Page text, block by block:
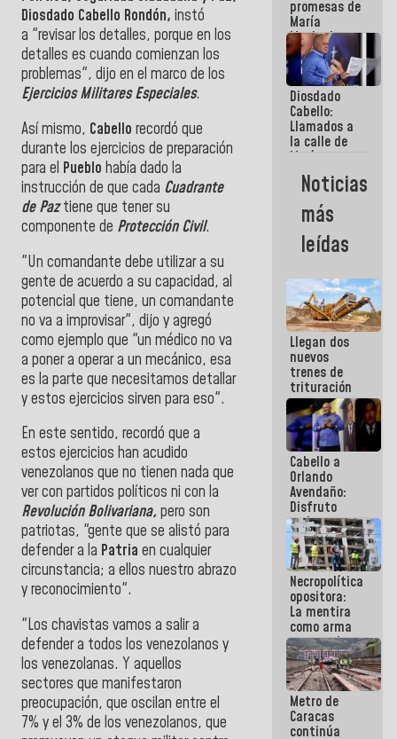
Diosdado Cabello Rondón, instó
a "revisar los detalles, porque en los
detalles es cuando comienzan los
problemas", dijo en el marco de los
Ejercicios Militares Especiales.
Así mismo, Cabello recordó que
durante los ejercicios de preparación
para el Pueblo había dado la
instrucción de que cada Cuadrante
de Paz tiene que tener su
componente de Protección Civil.
"Un comandante debe utilizar a su
gente de acuerdo a su capacidad, al
potencial que tiene, un comandante
no va a improvisar", dijo y agregó
como ejemplo que "un médico no va
a poner a operar a un mecánico, esa
es la parte que necesitamos detallar
y estos ejercicios sirven para eso".
En este sentido, recordó que a
estos ejercicios han acudido
venezolanos que no tienen nada que
ver con partidos políticos ni con la
Revolución Bolivariana, pero son
patriotas, "gente que se alistó para
defender a la Patria en cualquier
circunstancia; a ellos nuestro abrazo
y reconocimiento".
"Los chavistas vamos a salir a
defender a todos los venezolanos y
los venezolanas. Y aquellos
sectores que manifestaron
preocupación, que oscilan entre el
7% y el 3% de los venezolanos, que
promesas de
María
Machado:
¿Quién le
puede creer?
¿Y la gente
que ella iba
a salvar en
La Guaira?
Diosdado
Cabello:
Llamados a
la calle de
María
Machado se
estrellaron
de frente
contra el
Pueblo
Noticias
más
leídas
Llegan dos
nuevos
trenes de
trituración
para
optimizar
manejo de
escombros
en La Guaira
Cabello a
Orlando
Avendaño:
Disfruto
cada vez
que escribes
porque lo
que haces
es
embarrarla
Necropolítica
opositora:
La mentira
como arma
contra el
Pueblo
Metro de
Caracas
continúa